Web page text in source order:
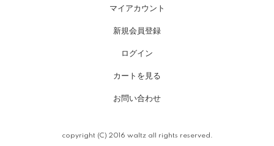
マイアカウント
新規会員登録
ログイン
カートを見る
お問い合わせ
copyright (C) 2016 waltz all rights reserved.